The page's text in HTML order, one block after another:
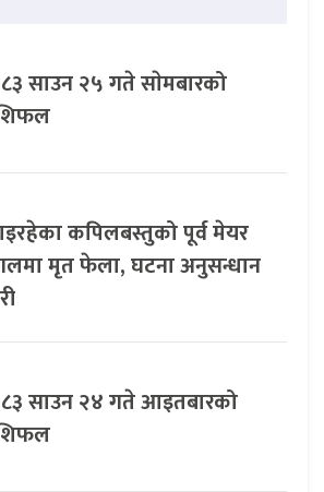
साउन २५ गते साेमबारको
कपिलबस्तुको पूर्व मेयर
मृत फेला, घटना अनुसन्धान
साउन २४ गते आइतबारको